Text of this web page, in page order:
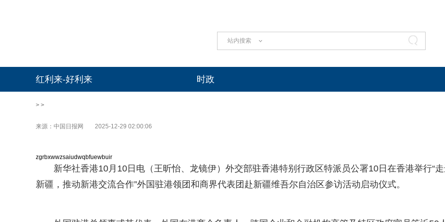
站内搜索
红利来-好利来 时政
> >
来源：中国日报网 2025-12-29 02:00:06
zgrbxwwzsaiudwqbfuewbuir
新华社香港10月10日电（王昕怡、龙镜伊）外交部驻香港特别行政区特派员公署10日在香港举行“
新疆，推动新港交流合作”外国驻港领团和商界代表团赴新疆维吾尔自治区参访活动启动仪式。